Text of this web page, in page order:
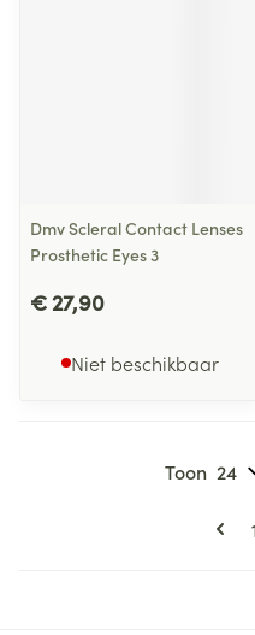
Dmv Scleral Contact Lenses
Prosthetic Eyes 3
€ 27,90
Niet beschikbaar
Toon